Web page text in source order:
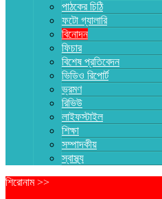
পাঠকের চিঠি
ফটো গ্যালারি
বিনোদন
ফিচার
বিশেষ প্রতিবেদন
ভিডিও রিপোর্ট
ভ্রমণ
রিভিউ
লাইফস্টাইল
শিক্ষা
সম্পাদকীয়
স্বাস্থ্য
শিরোনাম >>